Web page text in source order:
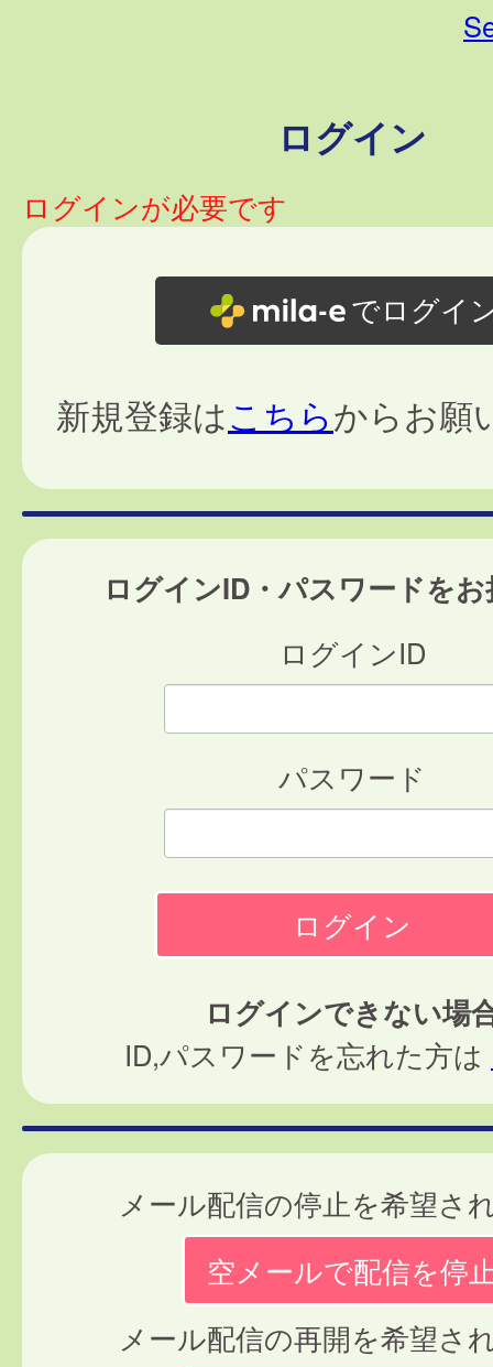
ログイン
ログインが必要です
でログイ
新規登録はこちらからお願
ログインID・パスワードを
ログインID
パスワード
ログインできない場
ID,パスワードを忘れた方は
メール配信の停止を希望さ
空メールで配信を停
メール配信の再開を希望さ